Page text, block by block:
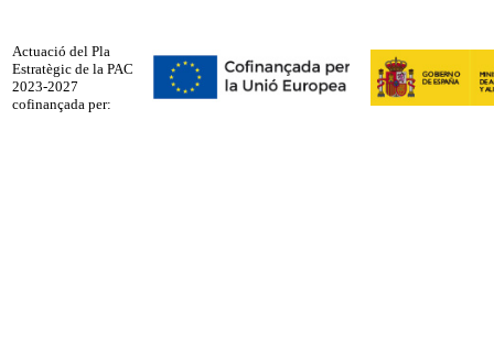
Actuació del Pla
Estratègic de la PAC
2023-2027
cofinançada per: